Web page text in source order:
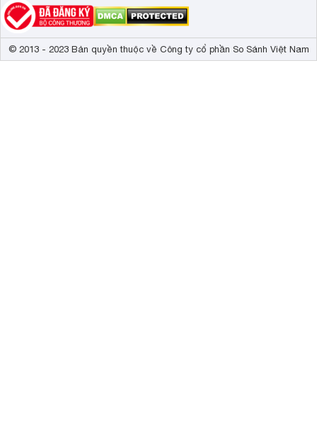
vụ cho gia đình, ngân hàng, tiệm vàng, văn phòng và sản
Chi tiết sản phẩm két sắt Hàn Quốc Sanzil SZ-
Kích thước ngoài: (HxWxD) 880 x 570 x 500
© 2013 - 2023 Bản quyền thuộc về Công ty cổ phần So Sánh Việt Nam